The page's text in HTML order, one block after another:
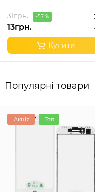
31грн. -57 %
13грн.
Купити
Популярні товари
Акція Топ